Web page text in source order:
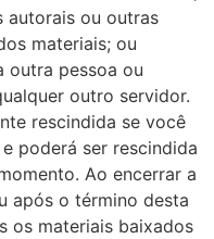
autorais ou outras
materiais; ou
outra pessoa ou
outro servidor.
rescindida se você
poderá ser rescindida
Ao encerrar a
após o término desta
os materiais baixados